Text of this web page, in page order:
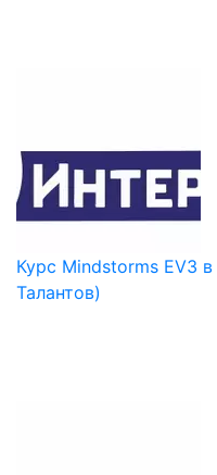
Курс Mindstorms EV3
Талантов)